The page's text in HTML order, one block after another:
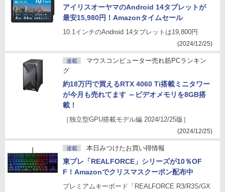
アイリスオーヤマのAndroid 14タブレットが
最安15,980円！Amazonタイムセール
10.1インチのAndroid 14タブレットは19,800円
(2024/12/25)
連載
マウスコンピューター売れ筋PCランキン
グ
約18万円で買えるRTX 4060 Ti搭載ミニタワー
が今月も売れてます ～ビデオメモリを8GB搭
載！
［独立型GPU搭載モデル編 2024/12/25版］
(2024/12/25)
連載 本日みつけたお買い得情報
東プレ「REALFORCE」シリーズが10％OF
F！Amazonでクリスマスクーポン配布中
プレミアムキーボード「REALFORCE R3/R3S/GX